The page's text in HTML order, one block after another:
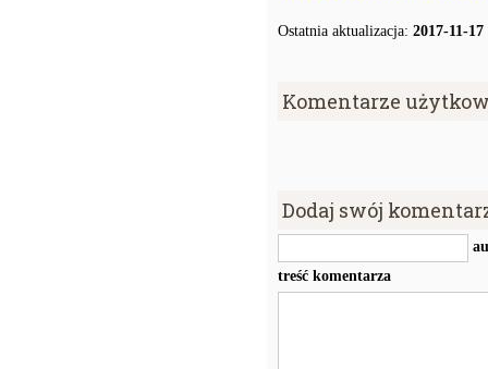
Ostatnia aktualizacja: 2017-11-17
Komentarze
Dodaj swój
treść komentarza